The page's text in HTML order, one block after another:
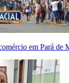
em Pará de